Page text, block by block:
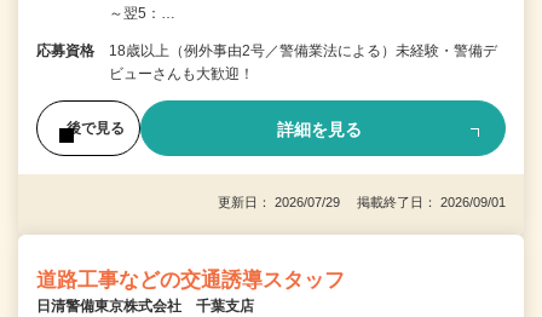
～翌5：…
応募資格
18歳以上（例外事由2号／警備業法による）未経験・警備デ
ビューさんも大歓迎！
後で見る 詳細を見る
更新日： 2026/07/29 掲載終了日： 2026/09/01
道路工事などの交通誘導スタッフ
日清警備東京株式会社 千葉支店